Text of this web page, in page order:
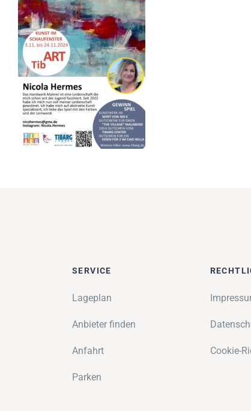
SERVICE
Lageplan
Anbieter finden
Anfahrt
Parken
Cookie-